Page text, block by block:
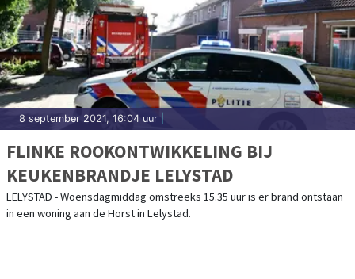
8 september 2021, 16:04 uur
FLINKE ROOKONTWIKKELING BIJ
KEUKENBRANDJE LELYSTAD
LELYSTAD - Woensdagmiddag omstreeks 15.35 uur is er brand ontstaan
in een woning aan de Horst in Lelystad.